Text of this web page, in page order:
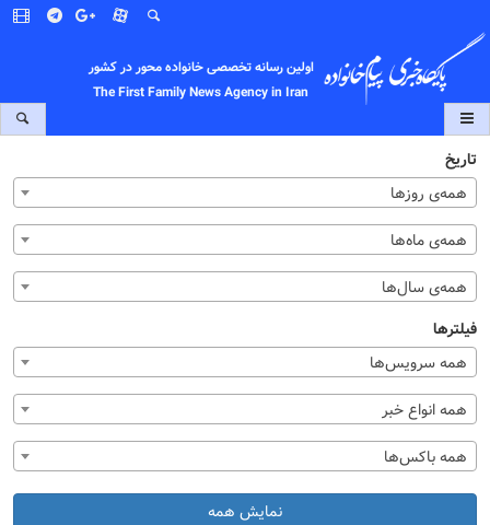
اولین رسانه تخصصی خانواده محور در کشور
The First Family News Agency in Iran
تاریخ
همه‌ی روزها
همه‌ی ماه‌ها
همه‌ی سال‌ها
فیلترها
همه سرویس‌ها
همه انواع خبر
همه باکس‌ها
نمایش همه